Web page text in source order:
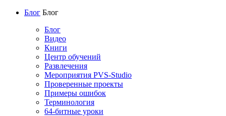
Блог Блог
Блог
Видео
Книги
Центр обучений
Развлечения
Мероприятия PVS-Studio
Проверенные проекты
Примеры ошибок
Терминология
64-битные уроки